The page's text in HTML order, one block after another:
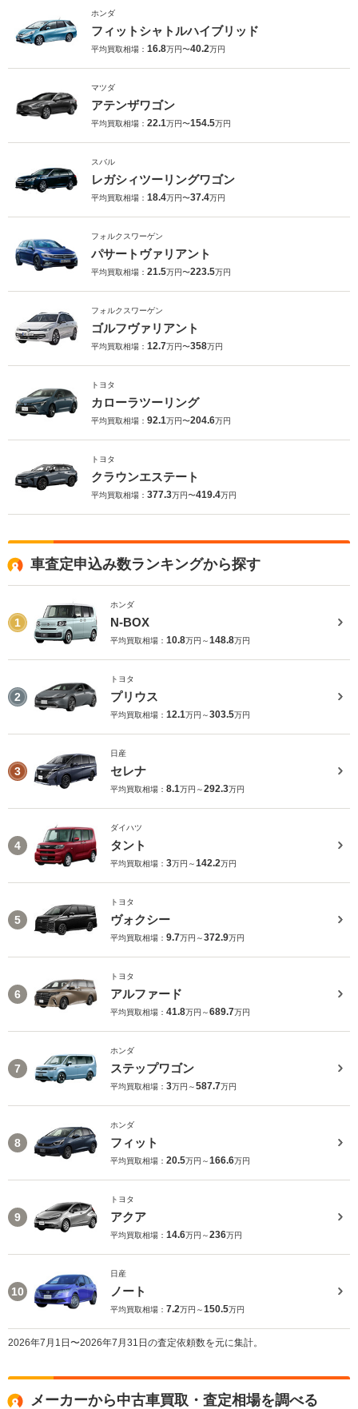
ホンダ
フィットシャトルハイブリッド
平均買取相場： 16.8万円〜40.2万円
マツダ
アテンザワゴン
平均買取相場： 22.1万円〜154.5万円
スバル
レガシィツーリングワゴン
平均買取相場： 18.4万円〜37.4万円
フォルクスワーゲン
パサートヴァリアント
平均買取相場： 21.5万円〜223.5万円
フォルクスワーゲン
ゴルフヴァリアント
平均買取相場： 12.7万円〜358万円
トヨタ
カローラツーリング
平均買取相場： 92.1万円〜204.6万円
トヨタ
クラウンエステート
平均買取相場： 377.3万円〜419.4万円
車査定申込み数ランキングから探す
1
ホンダ
N-BOX
平均買取相場： 10.8万円～148.8万円
2
トヨタ
プリウス
平均買取相場： 12.1万円～303.5万円
3
日産
セレナ
平均買取相場： 8.1万円～292.3万円
4
ダイハツ
タント
平均買取相場： 3万円～142.2万円
5
トヨタ
ヴォクシー
平均買取相場： 9.7万円～372.9万円
6
トヨタ
アルファード
平均買取相場： 41.8万円～689.7万円
7
ホンダ
ステップワゴン
平均買取相場： 3万円～587.7万円
8
ホンダ
フィット
平均買取相場： 20.5万円～166.6万円
9
トヨタ
アクア
平均買取相場： 14.6万円～236万円
10
日産
ノート
平均買取相場： 7.2万円～150.5万円
2026年7月1日〜2026年7月31日の査定依頼数を元に集計。
メーカーから中古車買取・査定相場を調べる